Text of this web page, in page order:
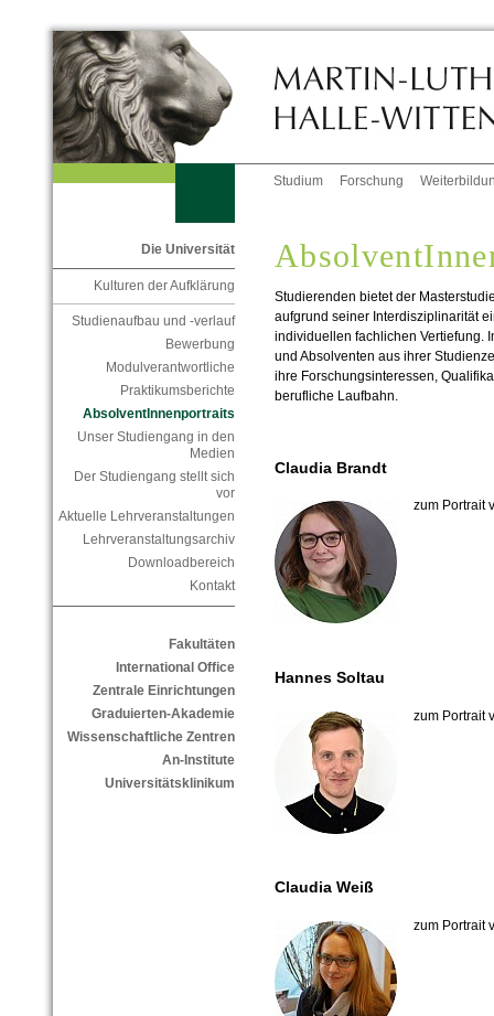
Studium Forschung
Die Universität
Kulturen der Aufklärung
Studienaufbau und -verlauf
Bewerbung
Modulverantwortliche
Praktikumsberichte
AbsolventInnenportraits
Unser Studiengang in den
Medien
Der Studiengang stellt sich
vor
Aktuelle Lehrveranstaltungen
Lehrveranstaltungsarchiv
Downloadbereich
Kontakt
Fakultäten
International Office
Zentrale Einrichtungen
Graduierten-Akademie
Wissenschaftliche Zentren
An-Institute
Universitätsklinikum
Studierenden bietet der
aufgrund seiner Interdisziplinarität
individuellen fachlichen Vertiefung.
und Absolventen aus ihrer
ihre Forschungsinteressen,
berufliche Laufbahn.
Claudia Brandt
zum Portrait
Hannes Soltau
zum Portrait
Claudia Weiß
zum Portrait